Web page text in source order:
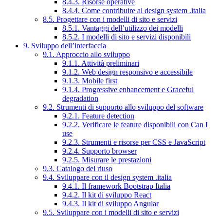
8.4.3. Risorse operative
8.4.4. Come contribuire al design system .italia
8.5. Progettare con i modelli di sito e servizi
8.5.1. Vantaggi dell’utilizzo dei modelli
8.5.2. I modelli di sito e servizi disponibili
9. Sviluppo dell’interfaccia
9.1. Approccio allo sviluppo
9.1.1. Attività preliminari
9.1.2. Web design responsivo e accessibile
9.1.3. Mobile first
9.1.4. Progressive enhancement e Graceful
degradation
9.2. Strumenti di supporto allo sviluppo del software
9.2.1. Feature detection
9.2.2. Verificare le feature disponibili con Can I
use
9.2.3. Strumenti e risorse per CSS e JavaScript
9.2.4. Supporto browser
9.2.5. Misurare le prestazioni
9.3. Catalogo del riuso
9.4. Sviluppare con il design system .italia
9.4.1. Il framework Bootstrap Italia
9.4.2. Il kit di sviluppo React
9.4.3. Il kit di sviluppo Angular
9.5. Sviluppare con i modelli di sito e servizi